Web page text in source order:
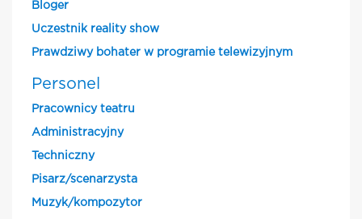
Bloger
Uczestnik reality show
Prawdziwy bohater w programie telewizyjnym
Personel
Pracownicy teatru
Administracyjny
Techniczny
Pisarz/scenarzysta
Muzyk/kompozytor